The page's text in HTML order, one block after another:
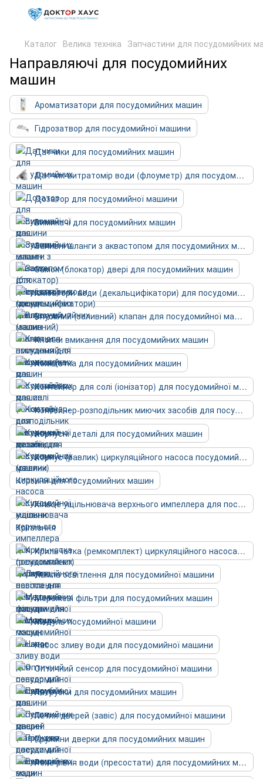
Каталог Велика техніка Запчастини для посудомийних
Направляючі для посудомийних
машин
Ароматизатори для посудомийних машин
Гідрозатвор для посудомийної машини
Датчики для посудомийних машин
Датчик-витратомір води (флоуметр) для посудомийних машин
Дозатор для посудомийної машини
Вимикачі для посудомийних машин
Заливні шланги з аквастопом для посудомийних машин
Замок (блокатор) двері для посудомийних машин
Іонізатори води (декальцифікатори) для посудомийних машин
Впускний (заливний) клапан для посудомийної машини
Кнопки вмикання для посудомийних машин
Коліщатка для посудомийних машин
Контейнер для солі (іонізатор) для посудомийної машини
Контейнер-розподільник миючих засобів для посудомийної машини
Корпусні деталі для посудомийних машин
Корпус (равлик) циркуляційного насоса посудомийної машини
Корзини для посудомийних машин
Кільце ущільнювача верхнього импеллера для посудомийних машин
Кріплення
Крильчатка (ремкомплект) циркуляційного насоса для посудомийних машин
Лампа освітлення для посудомийної машини
Мережеві фільтри для посудомийних машин
Модуль посудомийної машини
Насос зливу води для посудомийної машини
Оптичний сенсор для посудомийної машини
Патрубки для посудомийних машин
Петля дверей (завіс) для посудомийної машини
Пружини дверки для посудомийних машин
Реле рівня води (пресостати) для посудомийних машин